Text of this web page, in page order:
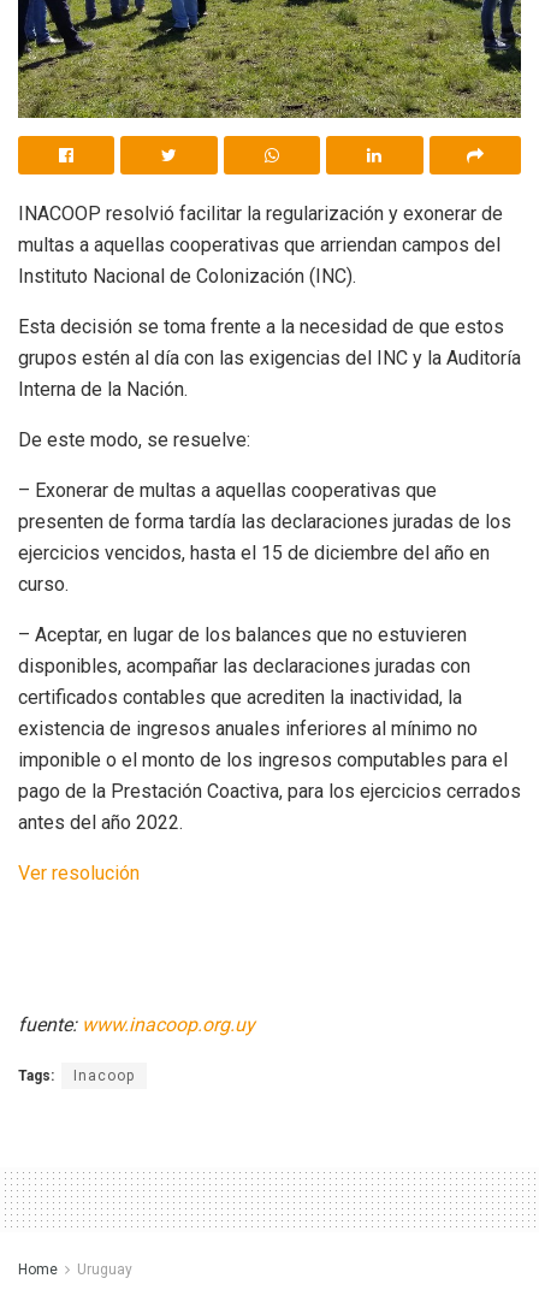
INACOOP resolvió facilitar la regularización y exonerar de
multas a aquellas cooperativas que arriendan campos del
Instituto Nacional de Colonización (INC).
Esta decisión se toma frente a la necesidad de que estos
grupos estén al día con las exigencias del INC y la Auditoría
Interna de la Nación.
De este modo, se resuelve:
– Exonerar de multas a aquellas cooperativas que
presenten de forma tardía las declaraciones juradas de los
ejercicios vencidos, hasta el 15 de diciembre del año en
curso.
– Aceptar, en lugar de los balances que no estuvieren
disponibles, acompañar las declaraciones juradas con
certificados contables que acrediten la inactividad, la
existencia de ingresos anuales inferiores al mínimo no
imponible o el monto de los ingresos computables para el
pago de la Prestación Coactiva, para los ejercicios cerrados
antes del año 2022.
Ver resolución
fuente: www.inacoop.org.uy
Tags: Inacoop
Home Uruguay